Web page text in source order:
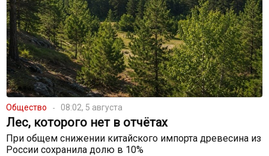
Общество 08:02, 5 августа
Лес, которого нет в отчётах
При общем снижении китайского импорта древесина из
России сохранила долю в 10%